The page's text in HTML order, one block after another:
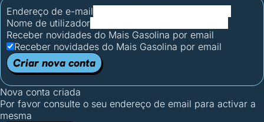
Endereço de e-mail
Nome de utilizador
Receber novidades do Mais Gasolina por email
Receber novidades do Mais Gasolina por email
Criar nova conta
Nova conta criada
Por favor consulte o seu endereço de email para activar a
mesma